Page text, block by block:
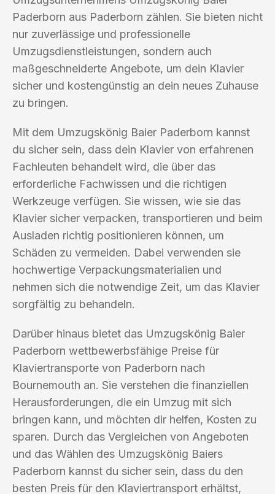
Paderborn aus Paderborn zählen. Sie bieten nicht
nur zuverlässige und professionelle
Umzugsdienstleistungen, sondern auch
maßgeschneiderte Angebote, um dein Klavier
sicher und kostengünstig an dein neues Zuhause
zu bringen.
Mit dem Umzugskönig Baier Paderborn kannst
du sicher sein, dass dein Klavier von erfahrenen
Fachleuten behandelt wird, die über das
erforderliche Fachwissen und die richtigen
Werkzeuge verfügen. Sie wissen, wie sie das
Klavier sicher verpacken, transportieren und beim
Ausladen richtig positionieren können, um
Schäden zu vermeiden. Dabei verwenden sie
hochwertige Verpackungsmaterialien und
nehmen sich die notwendige Zeit, um das Klavier
sorgfältig zu behandeln.
Darüber hinaus bietet das Umzugskönig Baier
Paderborn wettbewerbsfähige Preise für
Klaviertransporte von Paderborn nach
Bournemouth an. Sie verstehen die finanziellen
Herausforderungen, die ein Umzug mit sich
bringen kann, und möchten dir helfen, Kosten zu
sparen. Durch das Vergleichen von Angeboten
und das Wählen des Umzugskönig Baiers
Paderborn kannst du sicher sein, dass du den
besten Preis für den Klaviertransport erhältst,